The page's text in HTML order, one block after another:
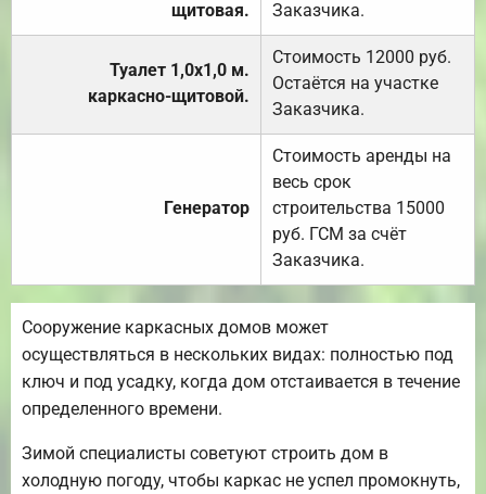
щитовая. Заказчика.
Туалет 1,0х1,0 м.
каркасно-щитовой.
Стоимость 12000 руб.
Остаётся на участке
Заказчика.
Генератор
Стоимость аренды на
весь срок
строительства 15000
руб. ГСМ за счёт
Заказчика.
Сооружение каркасных домов может
осуществляться в нескольких видах: полностью под
ключ и под усадку, когда дом отстаивается в течение
определенного времени.
Зимой специалисты советуют строить дом в
холодную погоду, чтобы каркас не успел промокнуть,